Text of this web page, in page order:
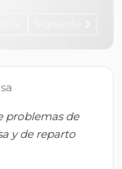
problemas de
y de reparto